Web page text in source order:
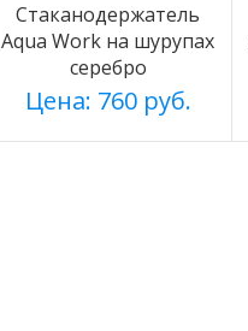
Стаканодержатель
Aqua Work на шурупах
серебро
Цена: 760 руб.